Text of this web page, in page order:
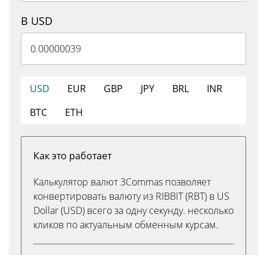
В USD
USD EUR GBP JPY BRL
INR
BTC
ETH
Как это работает
Калькулятор валют 3Commas позволяет
конвертировать валюту из RIBBIT (RBT) в US
Dollar (USD) всего за одну секунду. несколько
кликов по актуальным обменным курсам.